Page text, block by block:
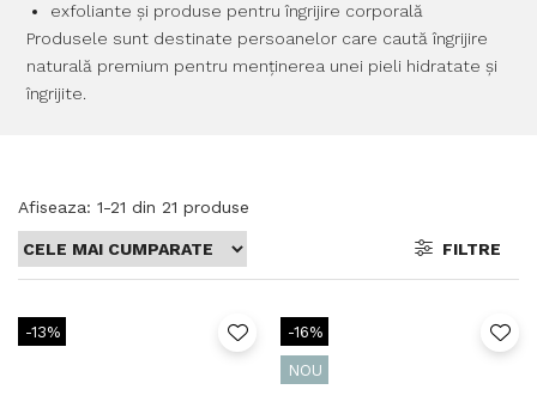
exfoliante și produse pentru îngrijire corporală
Produsele sunt destinate persoanelor care caută îngrijire
naturală premium pentru menținerea unei pieli hidratate și
îngrijite.
Afiseaza: 1-21 din 21 produse
FILTRE
-13% -16%
NOU